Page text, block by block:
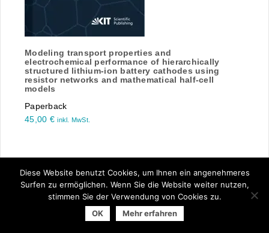
Modeling transport properties and
electrochemical performance of hierarchically
structured lithium-ion battery cathodes using
resistor networks and mathematical half-cell
models
Paperback
45,00 € inkl. MwSt.
© 2026 Arbeitsgemeinschaft der Universitätsverlage | powered
|Impressum|Datenschutzhinweise
Diese Website benutzt Cookies, um Ihnen ein angenehmeres
Surfen zu ermöglichen. Wenn Sie die Website weiter nutzen,
stimmen Sie der Verwendung von Cookies zu.
OK
Mehr erfahren